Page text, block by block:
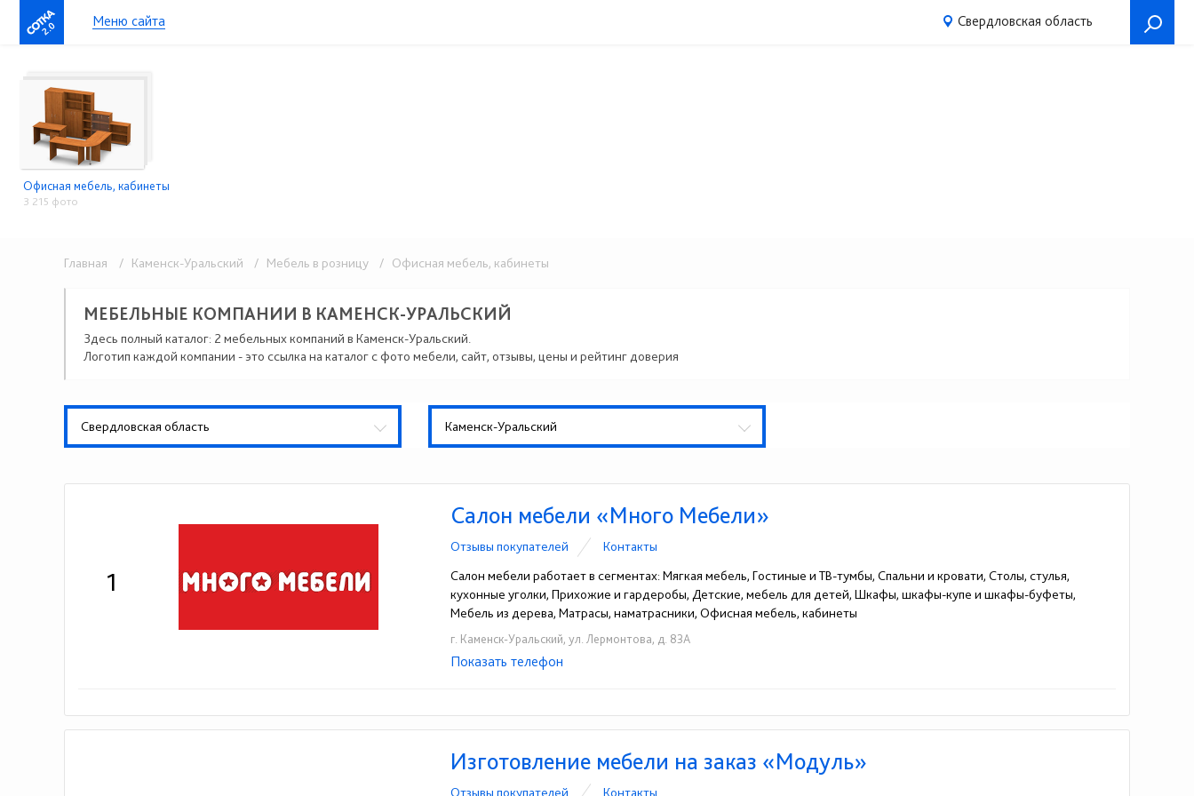
2.0 Меню сайта Свердловская область
Офисная мебель, кабинеты
3 215 фото
Главная / Каменск-Уральский / Мебель в розницу / Офисная мебель, кабинеты
МЕБЕЛЬНЫЕ КОМПАНИИ В КАМЕНСК-УРАЛЬСКИЙ
Здесь полный каталог: 2 мебельных компаний в Каменск-Уральский.
Логотип каждой компании - это ссылка на каталог с фото мебели, сайт, отзывы, цены и рейтинг доверия
Свердловская область Каменск-Уральский
1
Салон мебели «Много Мебели»
Отзывы покупателей
Контакты
Салон мебели работает в сегментах: Мягкая мебель, Гостиные и ТВ-тумбы, Спальни и кровати, Столы, стулья,
кухонные уголки, Прихожие и гардеробы, Детские, мебель для детей, Шкафы, шкафы-купе и шкафы-буфеты,
Мебель из дерева, Матрасы, наматрасники, Офисная мебель, кабинеты
г. Каменск-Уральский, ул. Лермонтова, д. 83А
☎+7-922-181-00-47
Показать телефон
Изготовление мебели на заказ «Модуль»
Отзывы покупателей Контакты